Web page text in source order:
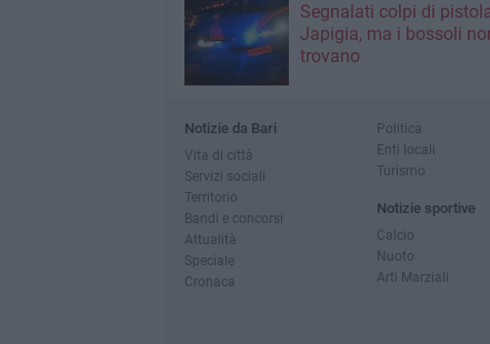
Segnalati colpi di
Japigia, ma i bossoli
trovano
Notizie da Bari
Vita di città
Servizi sociali
Territorio
Bandi e concorsi
Attualità
Speciale
Cronaca
Politica
Enti locali
Turismo
Notizie sportive
Calcio
Nuoto
Arti Marziali